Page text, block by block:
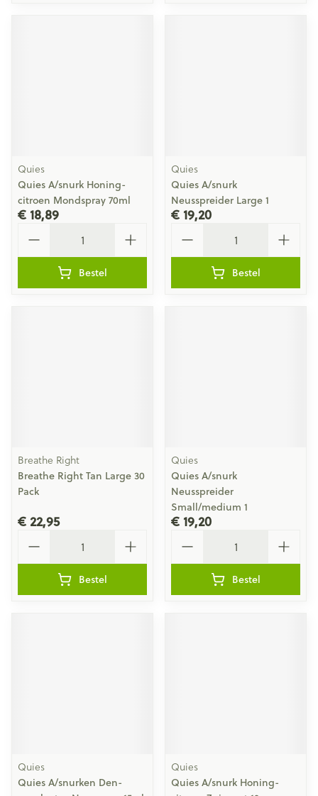
Quies
Quies A/snurk Honing-
citroen Mondspray 70ml
€ 18,89
Bestel
Quies
Quies A/snurk
Neusspreider Large 1
€ 19,20
Bestel
Breathe Right
Breathe Right Tan Large 30
Pack
€ 22,95
Bestel
Quies
Quies A/snurk
Neusspreider
Small/medium 1
€ 19,20
Bestel
Quies
Quies A/snurken Den-
Quies
Quies A/snurk Honing-